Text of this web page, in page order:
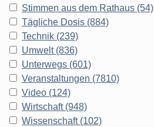
Stimmen aus dem Rathaus (54)
Tägliche Dosis (884)
Technik (239)
Umwelt (836)
Unterwegs (601)
Veranstaltungen (7810)
Video (124)
Wirtschaft (948)
Wissenschaft (102)